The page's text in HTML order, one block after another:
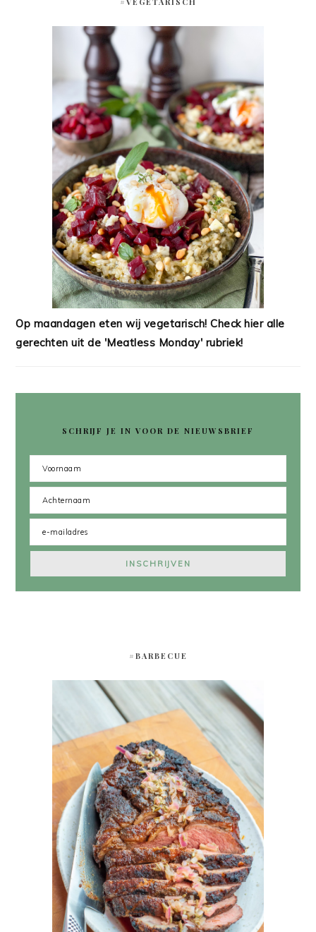
Op maandagen eten wij vegetarisch! Check hier alle
gerechten uit de 'Meatless Monday' rubriek!
SCHRIJF JE IN VOOR DE NIEUWSBRIEF
#BARBECUE